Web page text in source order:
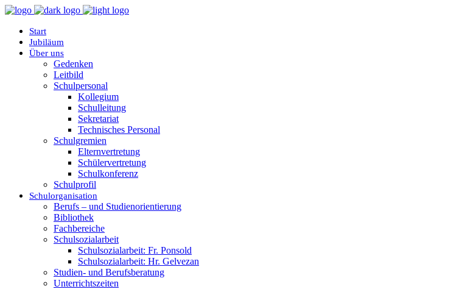
Start
Jubiläum
Über uns
Gedenken
Leitbild
Schulpersonal
Kollegium
Schulleitung
Sekretariat
Technisches Personal
Schulgremien
Elternvertretung
Schülervertretung
Schulkonferenz
Schulprofil
Schulorganisation
Berufs – und Studienorientierung
Bibliothek
Fachbereiche
Schulsozialarbeit
Schulsozialarbeit: Fr. Ponsold
Schulsozialarbeit: Hr. Gelvezan
Studien- und Berufsberatung
Unterrichtszeiten